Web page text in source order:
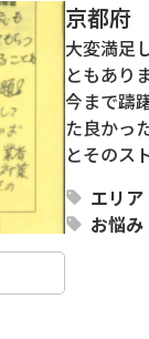
京都府
大変満足
ともあり
今まで躊
た良かっ
とそのス
エリア
お悩み